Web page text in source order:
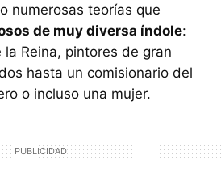
numerosas teorías que
de muy diversa índole:
Reina, pintores de gran
hasta un comisionario del
o incluso una mujer.